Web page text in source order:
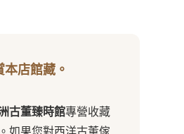
店館藏。
古董臻時館專營收藏